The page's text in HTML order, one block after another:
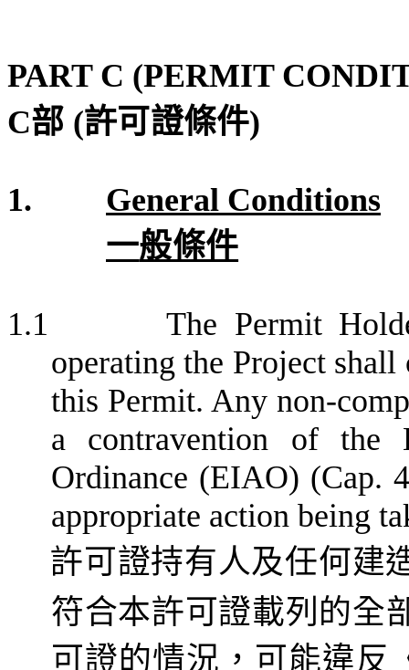
PART C (PERMIT
C部 (許可證條件)
1.
General Conditions
一般條件
1.1
The Permit
operating the Project
this Permit. Any non-
a contravention of the
Ordinance (EIAO) (Cap.
appropriate action being
許可證持有人及任何建
符合本許可證載列的全
可證的情況，可能違反